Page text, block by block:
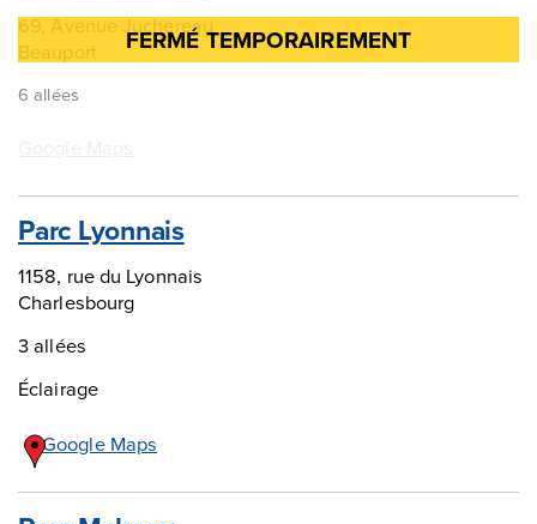
69, Avenue Juchereau
Beauport
6 allées
Parc Lyonnais
1158, rue du Lyonnais
Charlesbourg
3 allées
Éclairage
Google Maps